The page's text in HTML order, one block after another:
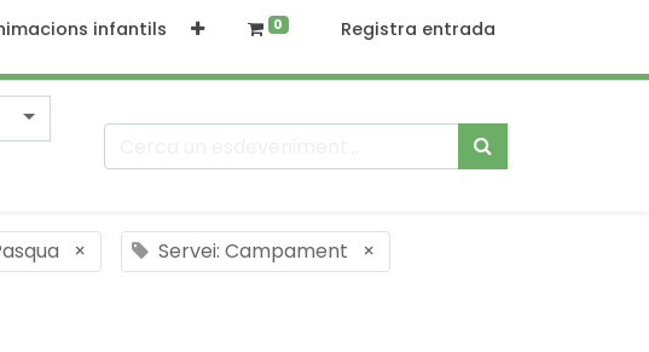
infantils 0 Registra entrada
× Servei: Campament ×